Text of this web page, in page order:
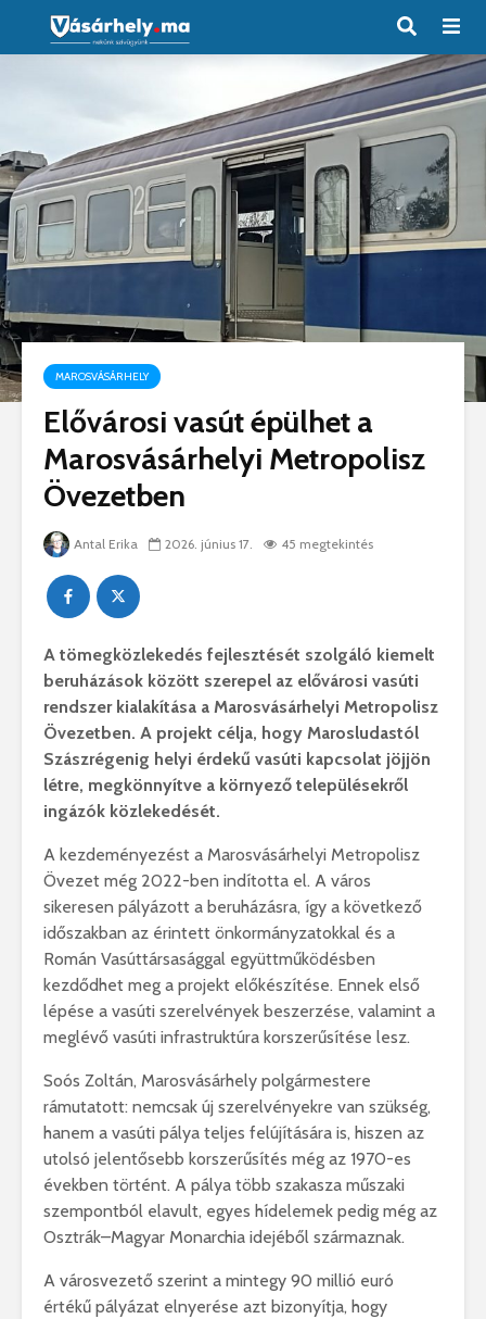
MAROSVÁSÁRHELY
Elővárosi vasút épülhet a
Marosvásárhelyi Metropolisz
Övezetben
Antal Erika 2026. június 17. 45 megtekintés
A tömegközlekedés fejlesztését szolgáló kiemelt
beruházások között szerepel az elővárosi vasúti
rendszer kialakítása a Marosvásárhelyi Metropolisz
Övezetben. A projekt célja, hogy Marosludastól
Szászrégenig helyi érdekű vasúti kapcsolat jöjjön
létre, megkönnyítve a környező településekről
ingázók közlekedését.
A kezdeményezést a Marosvásárhelyi Metropolisz
Övezet még 2022-ben indította el. A város
sikeresen pályázott a beruházásra, így a következő
időszakban az érintett önkormányzatokkal és a
Román Vasúttársasággal együttműködésben
kezdődhet meg a projekt előkészítése. Ennek első
lépése a vasúti szerelvények beszerzése, valamint a
meglévő vasúti infrastruktúra korszerűsítése lesz.
Soós Zoltán, Marosvásárhely polgármestere
rámutatott: nemcsak új szerelvényekre van szükség,
hanem a vasúti pálya teljes felújítására is, hiszen az
utolsó jelentősebb korszerűsítés még az 1970-es
években történt. A pálya több szakasza műszaki
szempontból elavult, egyes hídelemek pedig még az
Osztrák–Magyar Monarchia idejéből származnak.
A városvezető szerint a mintegy 90 millió euró
értékű pályázat elnyerése azt bizonyítja, hogy